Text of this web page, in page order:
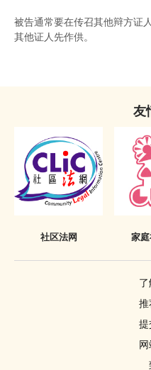
补偿令
签保守行为
有条件或无条件释放
针对家长或监护人的命令
警司警诫
必须披露已丧失时效之定
被告通常要在传召其他辩方证
其他证人先作供。
友
社区法网 家